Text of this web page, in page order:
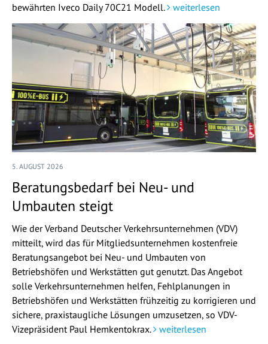
bewährten Iveco Daily 70C21 Modell.
weiterlesen
5. AUGUST 2026
Beratungsbedarf bei Neu- und
Umbauten steigt
Wie der Verband Deutscher Verkehrsunternehmen (VDV)
mitteilt, wird das für Mitgliedsunternehmen kostenfreie
Beratungsangebot bei Neu- und Umbauten von
Betriebshöfen und Werkstätten gut genutzt. Das Angebot
solle Verkehrsunternehmen helfen, Fehlplanungen in
Betriebshöfen und Werkstätten frühzeitig zu korrigieren und
sichere, praxistaugliche Lösungen umzusetzen, so VDV-
Vizepräsident Paul Hemkentokrax.
weiterlesen